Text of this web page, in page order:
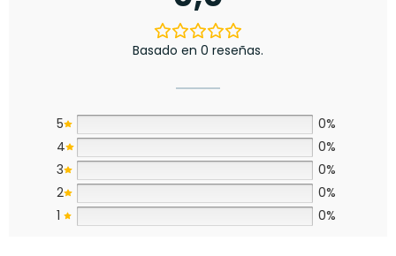
Basado en 0 reseñas.
5
0%
4
0%
3
0%
2
0%
1
0%